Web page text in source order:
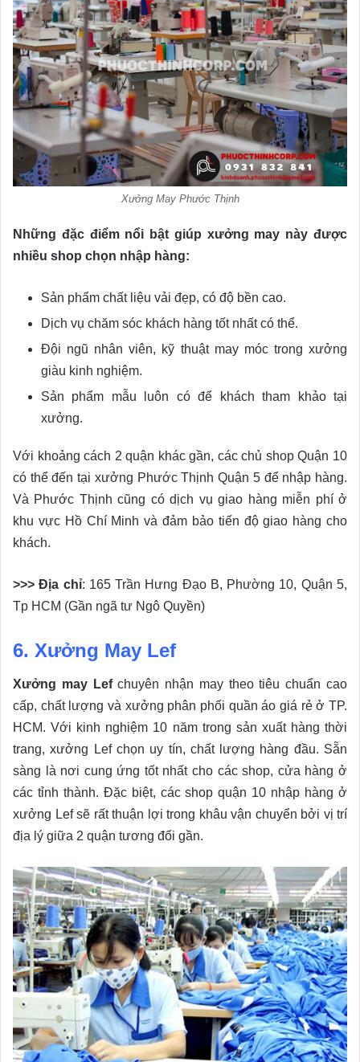
Xưởng May Phước Thịnh
Những đặc điểm nổi bật giúp xưởng may này được
nhiều shop chọn nhập hàng:
Sản phẩm chất liệu vải đẹp, có độ bền cao.
Dịch vụ chăm sóc khách hàng tốt nhất có thể.
Đội ngũ nhân viên, kỹ thuật may móc trong xưởng
giàu kinh nghiệm.
Sản phẩm mẫu luôn có để khách tham khảo tại
xưởng.
Với khoảng cách 2 quận khác gần, các chủ shop Quận 10
có thể đến tại xưởng Phước Thịnh Quận 5 để nhập hàng.
Và Phước Thịnh cũng có dịch vụ giao hàng miễn phí ở
khu vực Hồ Chí Minh và đảm bảo tiến độ giao hàng cho
khách.
>>> Địa chỉ: 165 Trần Hưng Đạo B, Phường 10, Quận 5,
Tp HCM (Gần ngã tư Ngô Quyền)
6. Xưởng May Lef
Xưởng may Lefchuyên nhận may theo tiêu chuẩn cao
cấp, chất lượng và xưởng phân phối quần áo giá rẻ ở TP.
HCM. Với kinh nghiệm 10 năm trong sản xuất hàng thời
trang, xưởng Lef chọn uy tín, chất lượng hàng đầu. Sẵn
sàng là nơi cung ứng tốt nhất cho các shop, cửa hàng ở
các tỉnh thành. Đặc biệt, các shop quận 10 nhập hàng ở
xưởng Lef sẽ rất thuận lợi trong khâu vận chuyển bởi vị trí
địa lý giữa 2 quận tương đối gần.